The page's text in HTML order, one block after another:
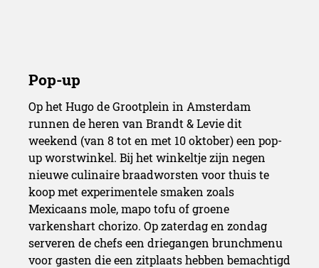
Op het Hugo de Grootplein in Amsterdam
runnen de heren van Brandt & Levie dit
weekend (van 8 tot en met 10 oktober) een pop-
up worstwinkel. Bij het winkeltje zijn negen
nieuwe culinaire braadworsten voor thuis te
koop met experimentele smaken zoals
Mexicaans mole, mapo tofu of groene
varkenshart chorizo. Op zaterdag en zondag
serveren de chefs een driegangen brunchmenu
voor gasten die een zitplaats hebben bemachtigd